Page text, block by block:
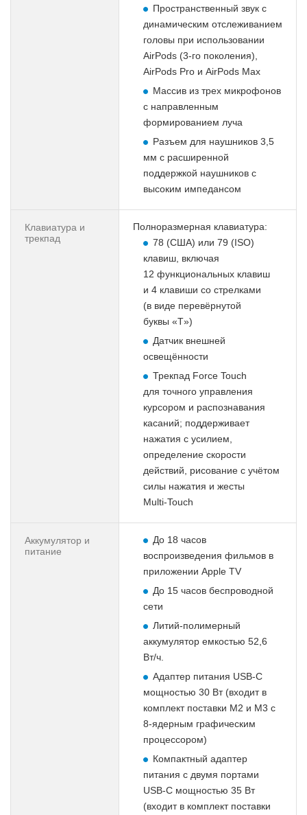
Пространственный звук с
динамическим отслеживанием
головы при использовании
AirPods (3-го поколения),
AirPods Pro и AirPods Max
Массив из трех микрофонов
с направленным
формированием луча
Разъем для наушников 3,5
мм с расширенной
поддержкой наушников с
высоким импедансом
Клавиатура и
трекпад
Полноразмерная клавиатура:
78 (США) или 79 (ISO)
клавиш, включая
12 функциональ­ных клавиш
и 4 клавиши со стрелками
(в виде перевёрнутой
буквы «T»)
Датчик внешней
освещённости
Трекпад Force Touch
для точного управления
курсором и распознавания
касаний; поддерживает
нажатия с усилием,
определение скорости
действий, рисование с учётом
силы нажатия и жесты
Multi‑Touch
Аккумулятор и
питание
До 18 часов
воспроизведения фильмов в
приложении Apple TV
До 15 часов беспроводной
сети
Литий-полимерный
аккумулятор емкостью 52,6
Вт/ч.
Адаптер питания USB-C
мощностью 30 Вт (входит в
комплект поставки M2 и M3 с
8-ядерным графическим
процессором)
Компактный адаптер
питания с двумя портами
USB-C мощностью 35 Вт
(входит в комплект поставки